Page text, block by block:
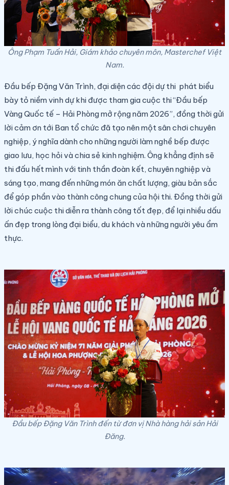
Ông Phạm Tuấn Hải, Giám khảo chuyên môn, Masterchef Việt
Nam.
Đầu bếp Đặng Văn Trình, đại diện các đội dự thi phát biểu
bày tỏ niềm vinh dự khi được tham gia cuộc thi “Đầu bếp
Vàng Quốc tế – Hải Phòng mở rộng năm 2026”, đồng thời gửi
lời cảm ơn tới Ban tổ chức đã tạo nên một sân chơi chuyên
nghiệp, ý nghĩa dành cho những người làm nghề bếp được
giao lưu, học hỏi và chia sẻ kinh nghiệm. Ông khẳng định sẽ
thi đấu hết mình với tinh thần đoàn kết, chuyên nghiệp và
sáng tạo, mang đến những món ăn chất lượng, giàu bản sắc
để góp phần vào thành công chung của hội thi. Đồng thời gửi
lời chúc cuộc thi diễn ra thành công tốt đẹp, để lại nhiều dấu
ấn đẹp trong lòng đại biểu, du khách và những người yêu ẩm
thực.
Đầu bếp Đặng Văn Trình đến từ đơn vị Nhà hàng hải sản Hải
Đăng.